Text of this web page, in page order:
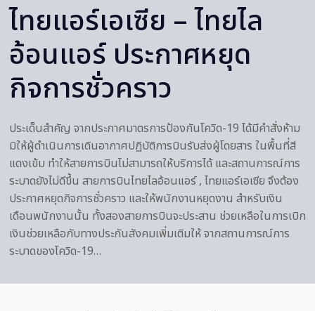
ไทยแอร์เอเซีย – ไทยไล
อ้อนแอร์ ประกาศหยุด
กิจการชั่วคราว
ประเด็นสำคัญ จากประกาศมาตรการป้องกันโควิด-19 ได้มีคำสั่งห้าม
มิให้ผู้ดำเนินการเดินอากาศปฏิบัติการบินรับส่งผู้โดยสาร ในพื้นที่สี
แดงเข้ม ทำให้สายการบินไม่สามารถให้บริการได้ และสถานการณ์การ
ระบาดยังไม่ดีขึ้น สายการบินไทยไลอ้อนแอร์ , ไทยแอร์เอเซีย จึงต้อง
ประกาศหยุดกิจการชั่วคราว และให้พนักงานหยุดงาน สำหรับเงิน
เดือนพนักงานนั้น ทั้งสองสายการบินจะประสาน ช่วยเหลือในการเบิก
เงินช่วยเหลือกับทางประกันสังคมเพิ่มเติมให้ จากสถานการณ์การ
ระบาดของโควิด-19…